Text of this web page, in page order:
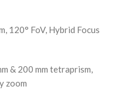
120° FoV, Hybrid Focus
& 200 mm tetraprism,
zoom